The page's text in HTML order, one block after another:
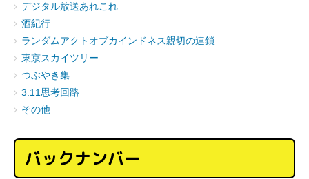
デジタル放送あれこれ
酒紀行
ランダムアクトオブカインドネス親切の連鎖
東京スカイツリー
つぶやき集
3.11思考回路
その他
バックナンバー